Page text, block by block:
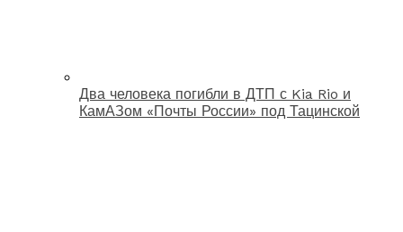
Два человека погибли в ДТП с Kia Rio и
КамАЗом «Почты России» под Тацинской